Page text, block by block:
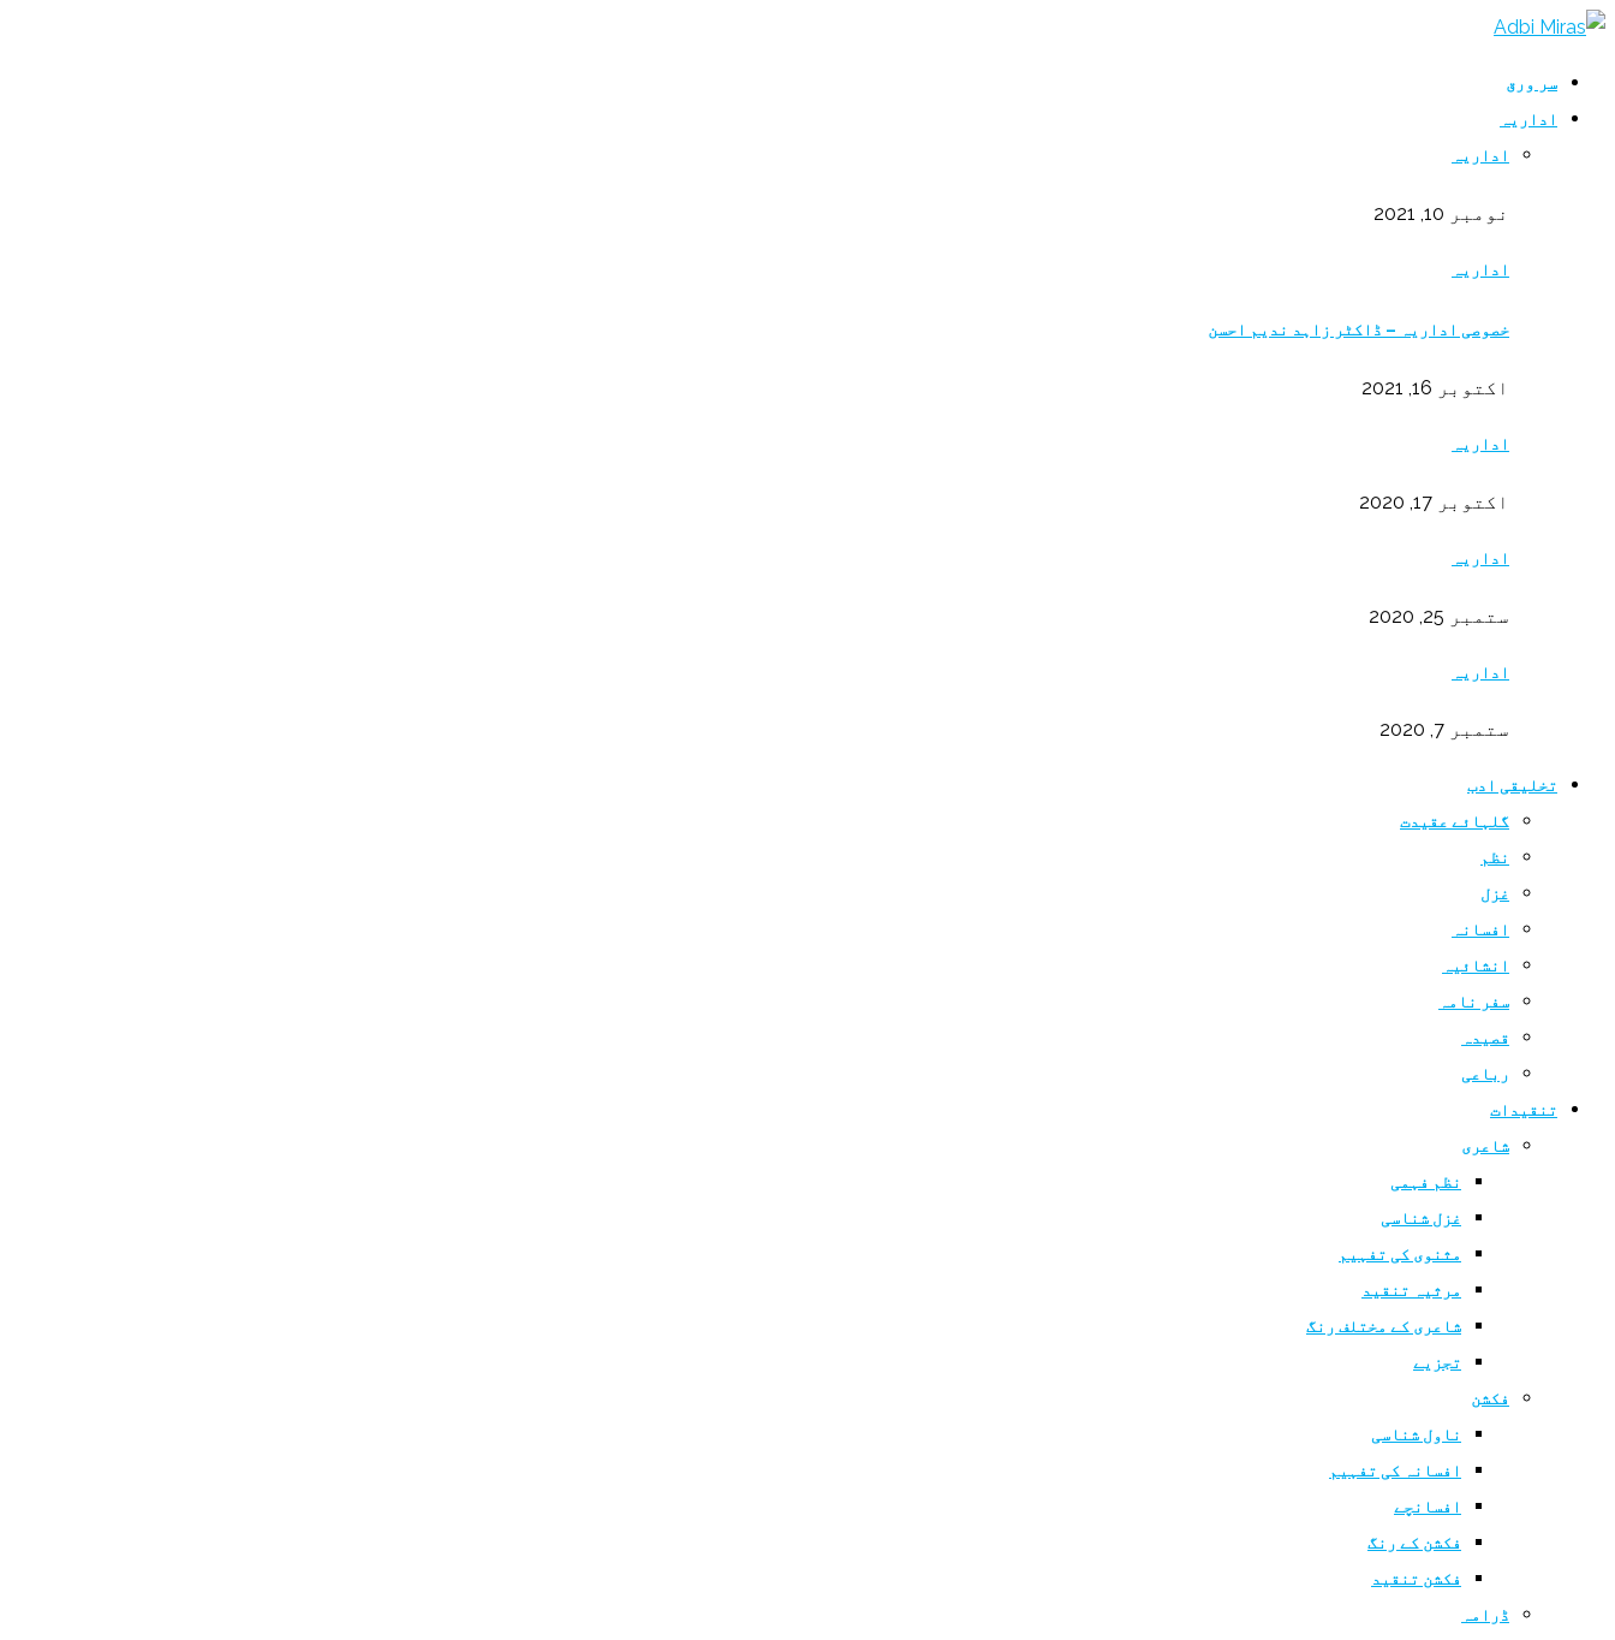
سر ورق
اداریہ
اداریہ
نومبر 10, 2021
اداریہ
خصوصی اداریہ – ڈاکٹر زاہد ندیم احسن
اکتوبر 16, 2021
اداریہ
اکتوبر 17, 2020
اداریہ
ستمبر 25, 2020
اداریہ
ستمبر 7, 2020
تخلیقی ادب
گلہائے عقیدت
نظم
غزل
افسانہ
انشائیہ
سفر نامہ
قصیدہ
رباعی
تنقیدات
شاعری
نظم فہمی
غزل شناسی
مثنوی کی تفہیم
مرثیہ تنقید
شاعری کے مختلف رنگ
تجزیے
فکشن
ناول شناسی
افسانہ کی تفہیم
افسانچے
فکشن کے رنگ
فکشن تنقید
ڈرامہ